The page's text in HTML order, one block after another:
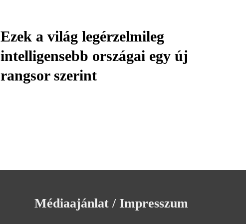
Ezek a világ legérzelmileg
intelligensebb országai egy új
rangsor szerint
Médiaajánlat / Impresszum